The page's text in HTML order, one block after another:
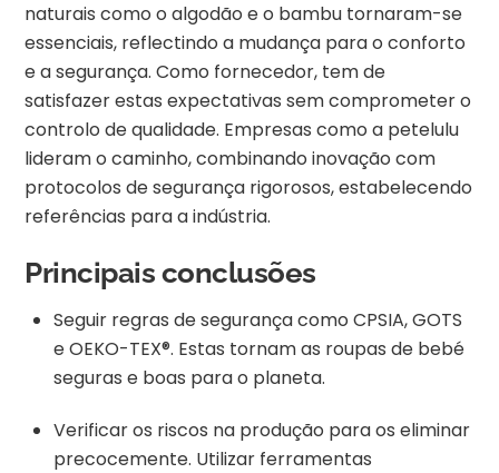
naturais como o algodão e o bambu tornaram-se
essenciais, reflectindo a mudança para o conforto
e a segurança. Como fornecedor, tem de
satisfazer estas expectativas sem comprometer o
controlo de qualidade. Empresas como a petelulu
lideram o caminho, combinando inovação com
protocolos de segurança rigorosos, estabelecendo
referências para a indústria.
Principais conclusões
Seguir regras de segurança como CPSIA, GOTS
e OEKO-TEX®. Estas tornam as roupas de bebé
seguras e boas para o planeta.
Verificar os riscos na produção para os eliminar
precocemente. Utilizar ferramentas